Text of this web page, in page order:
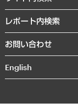
まちづくり・観光・交通・
自然資源・農林水産業・食
沿革
組織図・本部部室紹介
インドネシア現地法人
個人情報保護方針
レポート内検索
お問い合わせ
English